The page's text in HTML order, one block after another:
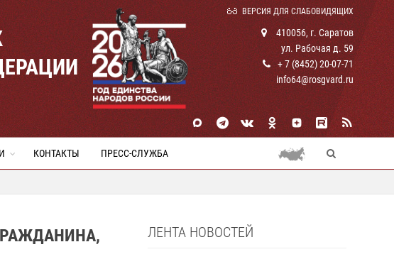
ВЕРСИЯ ДЛЯ СЛАБОВИДЯЩИХ
410056, г. Саратов
ул. Рабочая д. 59
+ 7 (8452) 20-07-71
info64@rosgvard.ru
КОНТАКТЫ ПРЕСС-СЛУЖБА
ЛЕНТА НОВОСТЕЙ